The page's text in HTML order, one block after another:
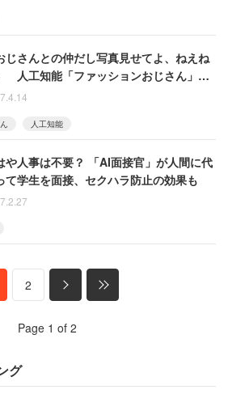
じさんとの仲だし写真見せてよ、ねえね
人工知能「ファッションおじさん」が
ディネート分析！
人工知能
や人事は不要？ 「AI面接官」が人間に代
て学生を面接、セクハラ防止の効果も
2
Page 1 of 2
グ